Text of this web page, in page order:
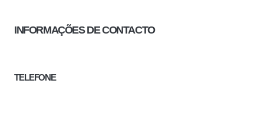
INFORMAÇÕES DE CONTACTO
TELEFONE